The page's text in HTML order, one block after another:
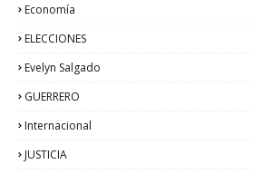
Economía
ELECCIONES
Evelyn Salgado
GUERRERO
Internacional
JUSTICIA